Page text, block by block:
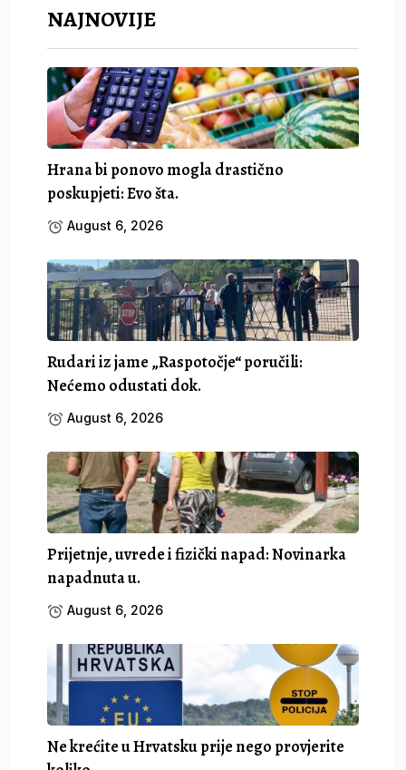
NAJNOVIJE
Hrana bi ponovo mogla drastično
poskupjeti: Evo šta.
August 6, 2026
Rudari iz jame „Raspotočje“ poručili:
Nećemo odustati dok.
August 6, 2026
Prijetnje, uvrede i fizički napad: Novinarka
napadnuta u.
August 6, 2026
Ne krećite u Hrvatsku prije nego provjerite